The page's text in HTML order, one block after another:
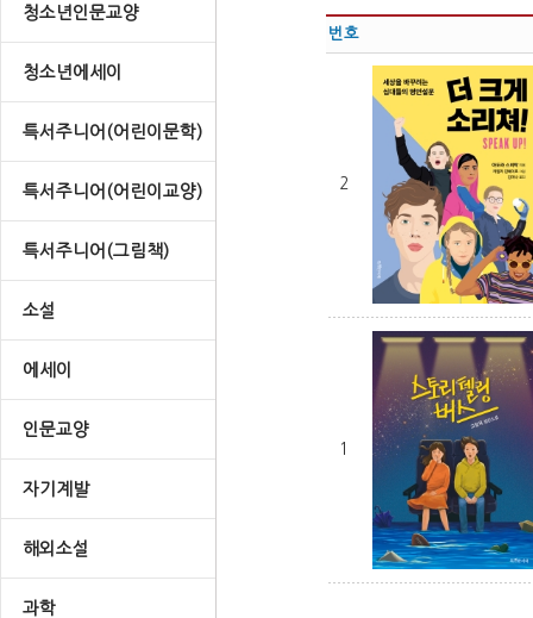
청소년인문교양
청소년에세이
특서주니어(어린이문학)
특서주니어(어린이교양)
특서주니어(그림책)
소설
에세이
인문교양
자기계발
해외소설
과학
번호
2
1